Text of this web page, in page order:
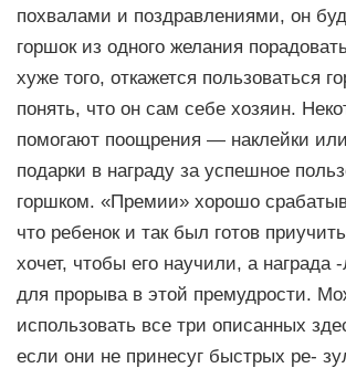
похвалами и поздравлениями, он
горшок из одного желания
хуже того, откажется пользоваться
понять, что он сам себе хозяин.
помогают поощрения — наклейки
подарки в награду за успешное
горшком. «Премии» хорошо
что ребенок и так был готов
хочет, чтобы его научили, а награда
для прорыва в этой премудрости.
использовать все три описанных
если они не принесуг быcтрых ре-